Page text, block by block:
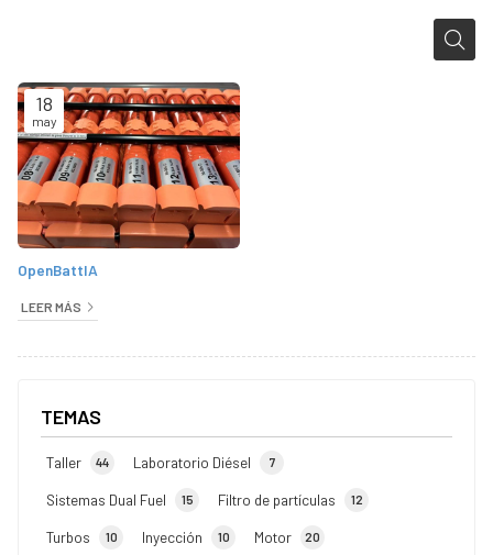
TEMAS
Taller 44 Laboratorio Diésel 7
Sistemas Dual Fuel 15 Filtro de partículas 12
Turbos 10 Inyección 10 Motor 20
18
may
OpenBattIA
LEER MÁS